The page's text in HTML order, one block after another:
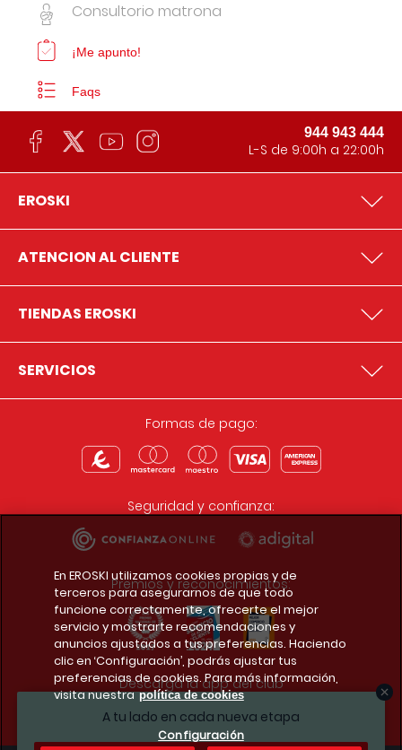
A tu lado en cada nueva etapa
Consultorio matrona
¡Me apunto!
Faqs
944 943 444
L-S de 9:00h a 22:00h
EROSKI
ATENCION AL CLIENTE
TIENDAS EROSKI
SERVICIOS
Formas de pago:
Seguridad y confianza:
Premios y reconocimientos:
Descarga la app del club
En EROSKI utilizamos cookies propias y de
terceros para asegurarnos de que todo
funcione correctamente, ofrecerte el mejor
servicio y mostrarte recomendaciones y
anuncios ajustados a tus preferencias. Haciendo
clic en ‘Configuración’, podrás ajustar tus
preferencias de cookies. Para más información,
visita nuestra política de cookies
Configuración